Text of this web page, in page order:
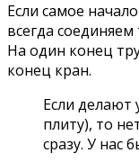
Если самое
всегда
На один конец
конец кран.
Если
плиту), то
сразу. У нас